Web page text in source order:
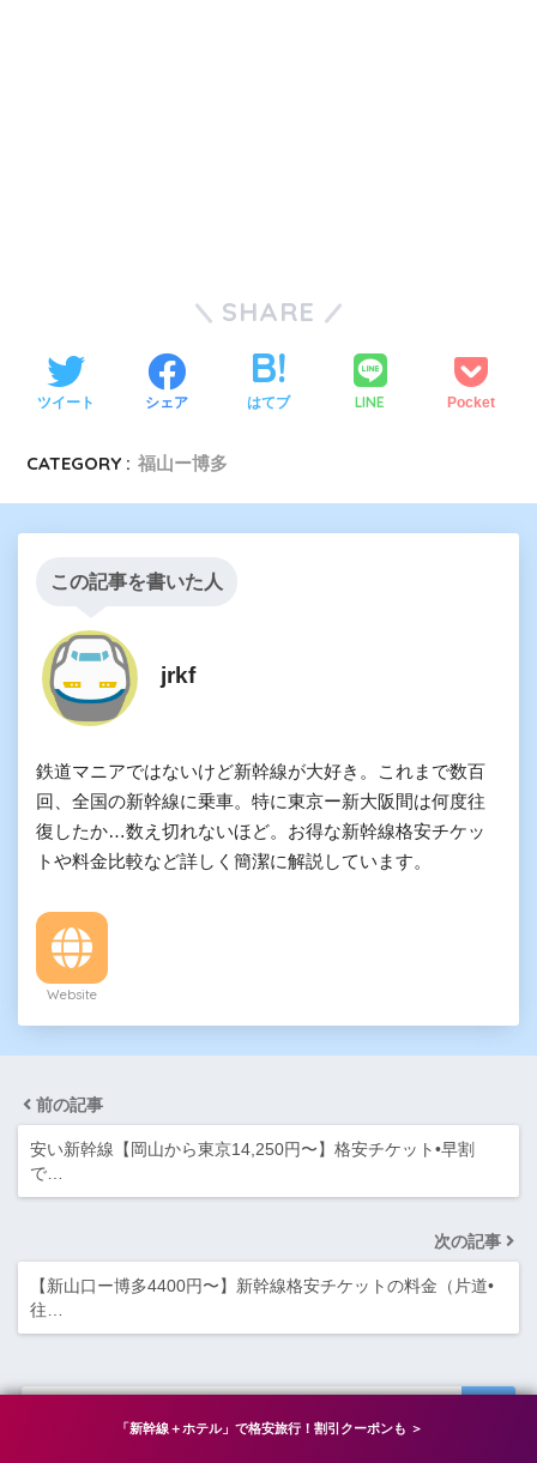
SHARE
ツイート シェア はてブ LINE Pocket
CATEGORY : 福山ー博多
この記事を書いた人
鉄道マニアではないけど新幹線が大好き。これまで数百
回、全国の新幹線に乗車。特に東京ー新大阪間は何度往
復したか…数え切れないほど。お得な新幹線格安チケッ
トや料金比較など詳しく簡潔に解説しています。
Website
前の記事
安い新幹線【岡山から東京14,250円〜】格安チケット•早割
で…
次の記事
【新山口ー博多4400円〜】新幹線格安チケットの料金（片道•
往…
「新幹線＋ホテル」で格安旅行！割引クーポンも ＞